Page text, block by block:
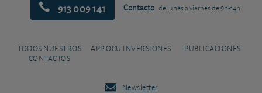
913 009 141 Contacto de lunes a viernes de 9h-14h
TODOS NUESTROS
CONTACTOS
APP OCU INVERSIONES PUBLICACIONES
Newsletter